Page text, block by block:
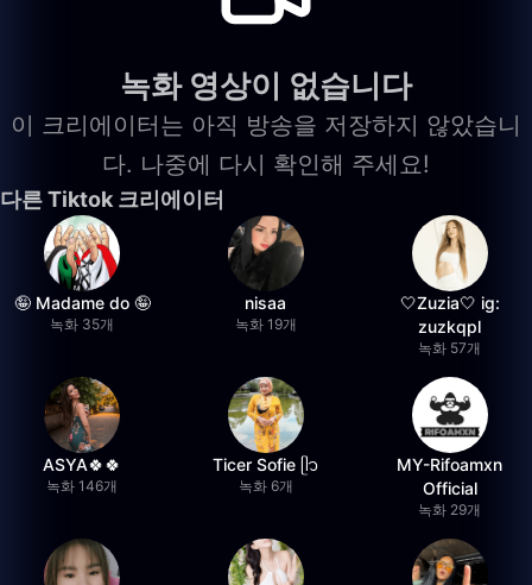
녹화 영상이 없습니다
이 크리에이터는 아직 방송을 저장하지 않았습니
다. 나중에 다시 확인해 주세요!
다른 Tiktok 크리에이터
🤪 Madame do 🤪
녹화 35개
nisaa
녹화 19개
🤍Zuzia🤍 ig:
zuzkqpl
녹화 57개
ASYA🍀🍀
녹화 146개
Ticer Sofie ᥫ᭡
녹화 6개
MY-Rifoamxn
Official
녹화 29개